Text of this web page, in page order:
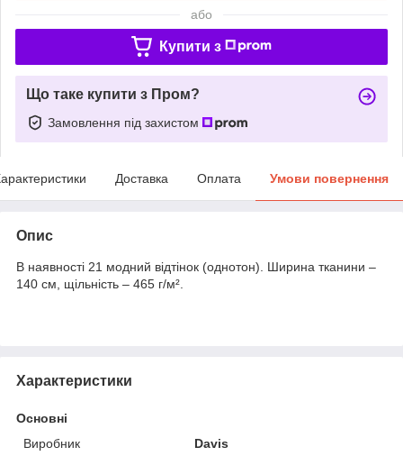
або
Купити з
Що таке купити з Пром?
Замовлення під захистом
Доставка Оплата Умови повернення
Опис
В наявності 21 модний відтінок (однотон). Ширина тканини –
140 см, щільність – 465 г/м².
Характеристики
Основні
Виробник
Davis